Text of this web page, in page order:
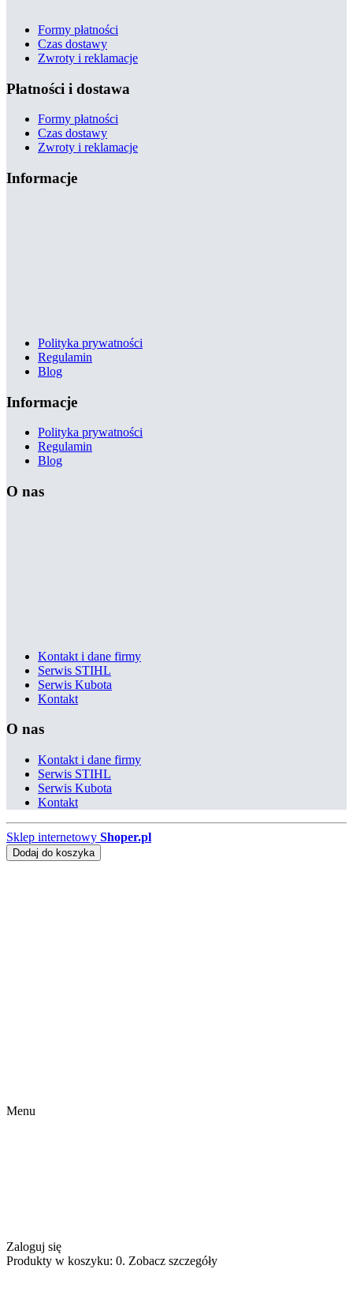
Formy płatności
Czas dostawy
Zwroty i reklamacje
Płatności i dostawa
Formy płatności
Czas dostawy
Zwroty i reklamacje
Informacje
Polityka prywatności
Regulamin
Blog
Informacje
Polityka prywatności
Regulamin
Blog
O nas
Kontakt i dane firmy
Serwis STIHL
Serwis Kubota
Kontakt
O nas
Kontakt i dane firmy
Serwis STIHL
Serwis Kubota
Kontakt
Sklep internetowy Shoper.pl
Dodaj do koszyka
Menu
Zaloguj się
Produkty w koszyku: 0. Zobacz szczegóły